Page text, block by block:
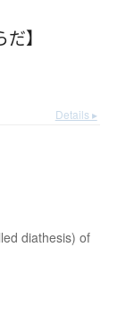
】
Details ▸
diathesis) of